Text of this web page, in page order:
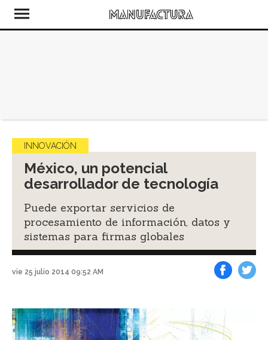
INNOVACIÓN
México, un potencial
desarrollador de tecnología
Puede exportar servicios de
procesamiento de información, datos y
sistemas para firmas globales
vie 25 julio 2014 09:52 AM